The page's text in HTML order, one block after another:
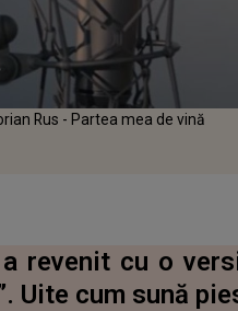
Rus - Partea mea de vină
revenit cu o
Uite cum sună